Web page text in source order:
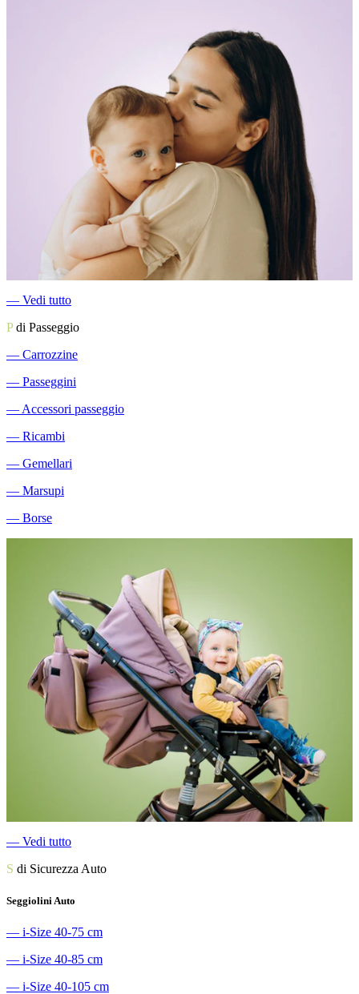
― Vedi tutto
Pdi Passeggio
― Carrozzine
― Passeggini
― Accessori passeggio
― Ricambi
― Gemellari
― Marsupi
― Borse
― Vedi tutto
S di Sicurezza Auto
Seggiolini Auto
― i-Size 40-75 cm
― i-Size 40-85 cm
― i-Size 40-105 cm